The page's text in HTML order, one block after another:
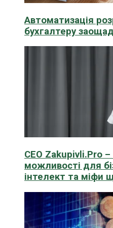
Автоматизація
бухгалтеру
CEO Zakupivli.Pro
можливості для
інтелект та міфи